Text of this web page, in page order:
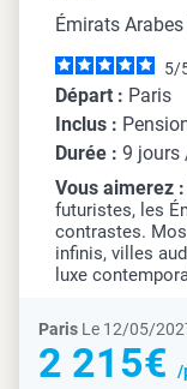
Émirats
5/
Départ : Paris
Inclus :
Durée : 9 jours
Vous aimerez :
futuristes, les
contrastes.
infinis, villes
luxe
Paris Le 12/05/
2 215€ /